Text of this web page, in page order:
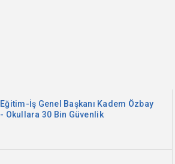
Eğitim-İş Genel Başkanı Kadem Özbay
- Okullara 30 Bin Güvenlik